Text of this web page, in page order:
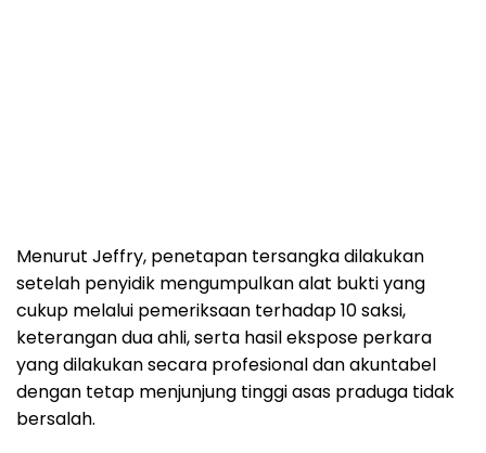
Menurut Jeffry, penetapan tersangka dilakukan
setelah penyidik mengumpulkan alat bukti yang
cukup melalui pemeriksaan terhadap 10 saksi,
keterangan dua ahli, serta hasil ekspose perkara
yang dilakukan secara profesional dan akuntabel
dengan tetap menjunjung tinggi asas praduga tidak
bersalah.